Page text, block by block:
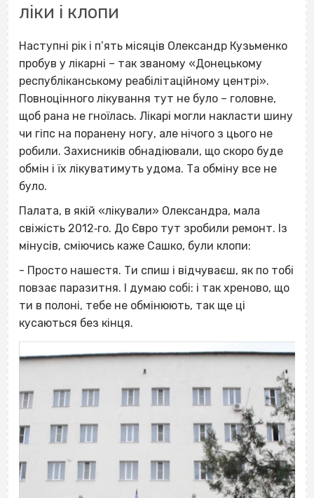
ліки і клопи
Наступні рік і п’ять місяців Олександр Кузьменко
пробув у лікарні – так званому «Донецькому
республіканському реабілітаційному центрі».
Повноцінного лікування тут не було – головне,
щоб рана не гноїлась. Лікарі могли накласти шину
чи гіпс на поранену ногу, але нічого з цього не
робили. Захисників обнадіювали, що скоро буде
обмін і їх лікуватимуть удома. Та обміну все не
було.
Палата, в якій «лікували» Олександра, мала
свіжість 2012‐го. До Євро тут зробили ремонт. Із
мінусів, сміючись каже Сашко, були клопи:
- Просто нашестя. Ти спиш і відчуваєш, як по тобі
повзає паразитня. І думаю собі: і так хреново, що
ти в полоні, тебе не обмінюють, так ще ці
кусаються без кінця.